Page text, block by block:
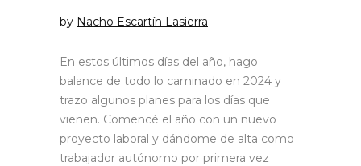
by Nacho Escartín Lasierra
En estos últimos días del año, hago
balance de todo lo caminado en 2024 y
trazo algunos planes para los días que
vienen. Comencé el año con un nuevo
proyecto laboral y dándome de alta como
trabajador autónomo por primera vez